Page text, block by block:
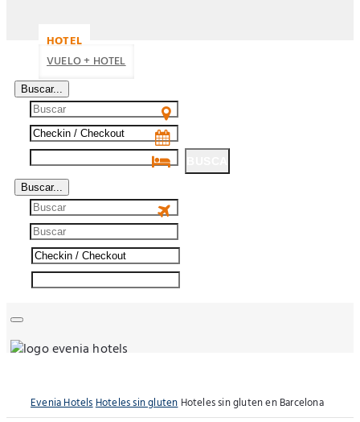
HOTEL
VUELO + HOTEL
Buscar...
Buscar...
Evenia HotelsHoteles sin gluten Hoteles sin gluten en Barcelona